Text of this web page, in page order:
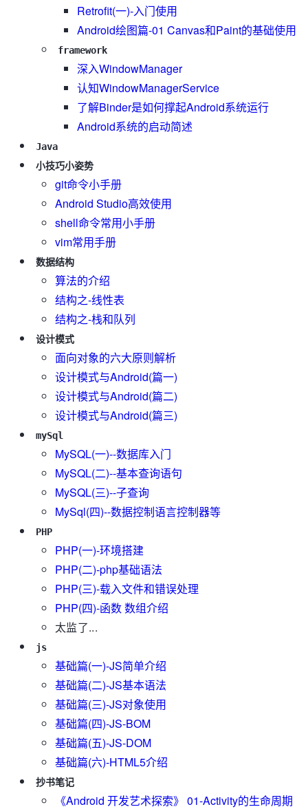
Retrofit(一)-入门使用
Android绘图篇-01 Canvas和Paint的基础使用
framework
深入WindowManager
认知WindowManagerService
了解Binder是如何撑起Android系统运行
Android系统的启动简述
Java
小技巧小姿势
git命令小手册
Android Studio高效使用
shell命令常用小手册
vim常用手册
数据结构
算法的介绍
结构之-线性表
结构之-栈和队列
设计模式
面向对象的六大原则解析
设计模式与Android(篇一)
设计模式与Android(篇二)
设计模式与Android(篇三)
mySql
MySQL(一)--数据库入门
MySQL(二)--基本查询语句
MySQL(三)--子查询
MySql(四)--数据控制语言控制器等
PHP
PHP(一)-环境搭建
PHP(二)-php基础语法
PHP(三)-载入文件和错误处理
PHP(四)-函数 数组介绍
太监了...
js
基础篇(一)-JS简单介绍
基础篇(二)-JS基本语法
基础篇(三)-JS对象使用
基础篇(四)-JS-BOM
基础篇(五)-JS-DOM
基础篇(六)-HTML5介绍
抄书笔记
《Android 开发艺术探索》 01-Activity的生命周期